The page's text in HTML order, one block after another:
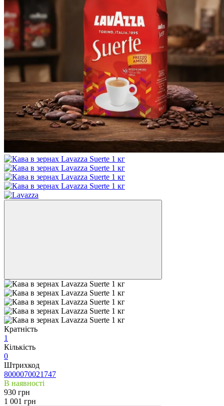
Кратність
1
Кількість
0
Штрихкод
8000070021747
В наявності
930 грн
1 001 грн